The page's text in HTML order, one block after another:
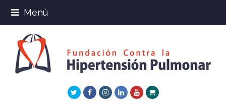
Menú
TwitterFacebookInstagram
LinkedInYoutube
Xing